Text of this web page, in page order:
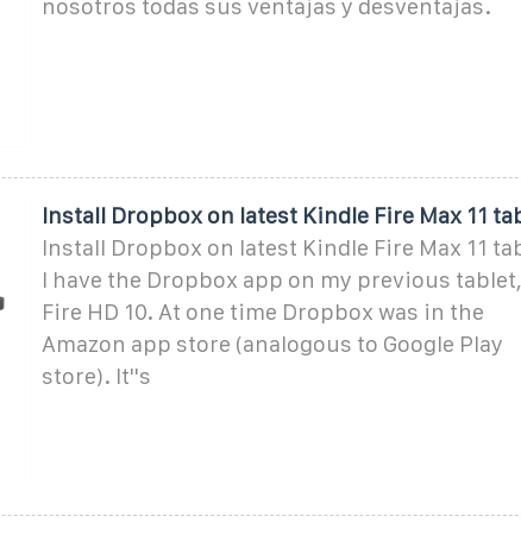
nosotros todas sus ventajas y desventajas.
Install Dropbox on latest Kindle Fire Max 11
Install Dropbox on latest Kindle Fire Max 11
I have the Dropbox app on my previous
Fire HD 10. At one time Dropbox was in the
Amazon app store (analogous to Google Play
store). It''s